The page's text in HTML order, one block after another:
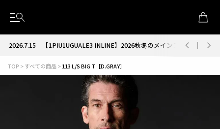
2026.7.15【1PIU1UGUALE3 INLINE】2026秋冬のメインコレクションが
TOP すべての商品 113 L/S BIG T［D.GRAY］